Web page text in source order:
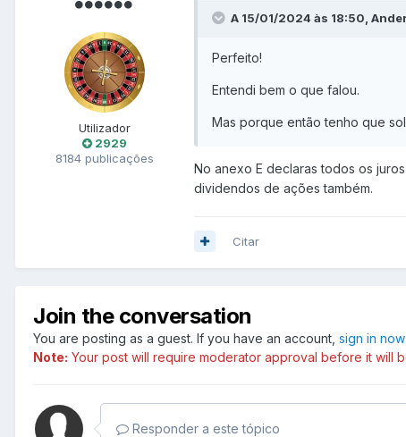
Utilizador
2929
8184 publicações
A 15/01/2024 às 18:50,
Perfeito!
Entendi bem o que falou.
Mas porque então tenho que
No anexo E declaras todos os
dividendos de ações também.
Citar
Join the conversation
You are posting as a guest. If you have an account, sign in now
Note: Your post will require moderator approval before it will
Responder a este tópico